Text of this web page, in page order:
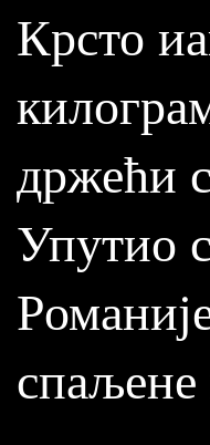
Крсто
држећи
Упутио